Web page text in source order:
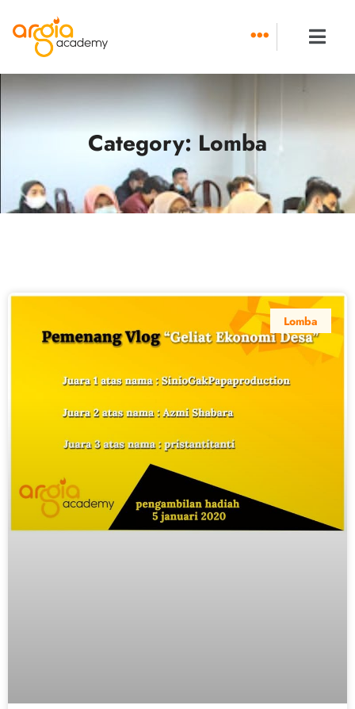
content
Category: Lomba
Lomba